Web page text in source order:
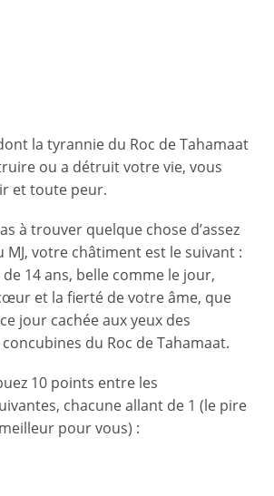
la tyrannie du Roc de Tahamaat
ou a détruit votre vie, vous
et toute peur.
à trouver quelque chose d’assez
votre châtiment est le suivant :
14 ans, belle comme le jour,
et la fierté de votre âme, que
jour cachée aux yeux des
du Roc de Tahamaat.
10 points entre les
chacune allant de 1 (le pire
pour vous) :